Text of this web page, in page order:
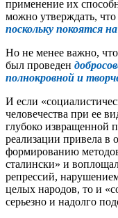
применение их
можно утверждать, что
поскольку покоятся
Но не менее важно,
был проведен
полнокровной и
И если
человечества при ее
глубоко извращенной
реализации привела в
формированию
сталински» и
репрессий,
целых народов, то и
серьезно и надолго